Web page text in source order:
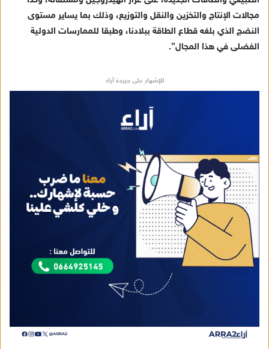
مجالات الإنتاج والتخزين والنقل والتوزيع، وذلك بما يساير مستوى
النضج الذي بلغه قطاع الطاقة ببلادنا، وطبقا للممارسات الدولية
الفضلى في هذا المجال”.
للإشهار على جريدة آراء